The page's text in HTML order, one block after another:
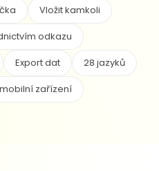
Vložit kamkoli
odkazu
Export dat
28 jazyků
zařízení